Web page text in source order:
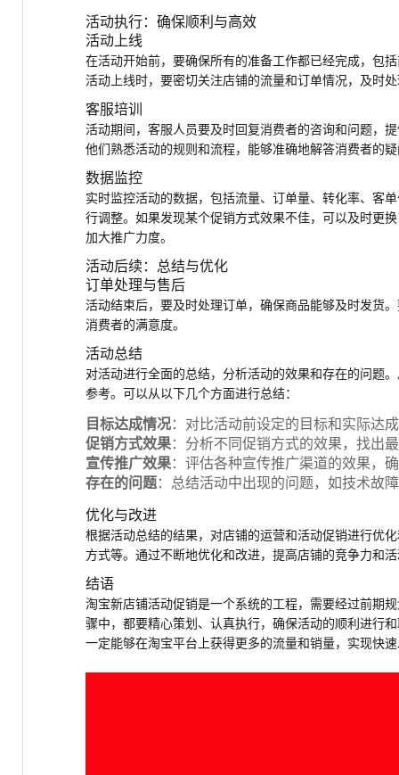
活动执行：确保顺利与高效
活动上线
在活动开始前，要确保所有的准备工作都已经完成，包
活动上线时，要密切关注店铺的流量和订单情况，及时
客服培训
活动期间，客服人员要及时回复消费者的咨询和问题，
他们熟悉活动的规则和流程，能够准确地解答消费者的
数据监控
实时监控活动的数据，包括流量、订单量、转化率、客
行调整。如果发现某个促销方式效果不佳，可以及时更
加大推广力度。
活动后续：总结与优化
订单处理与售后
活动结束后，要及时处理订单，确保商品能够及时发货
消费者的满意度。
活动总结
对活动进行全面的总结，分析活动的效果和存在的问题
参考。可以从以下几个方面进行总结：
目标达成情况：对比活动前设定的目标和实际达
促销方式效果：分析不同促销方式的效果，找出
宣传推广效果：评估各种宣传推广渠道的效果，
存在的问题：总结活动中出现的问题，如技术故
优化与改进
根据活动总结的结果，对店铺的运营和活动促销进行优
方式等。通过不断地优化和改进，提高店铺的竞争力和
结语
淘宝新店铺活动促销是一个系统的工程，需要经过前期
骤中，都要精心策划、认真执行，确保活动的顺利进行
一定能够在淘宝平台上获得更多的流量和销量，实现快